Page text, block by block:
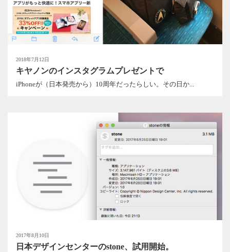
2018年7月12日
キヤノンのインスタグラムプレゼントで
iPhoneが（日本発売から）10周年だったらしい。その日か...
2017年8月10日
日本デザインセンターのstone、試用開始。